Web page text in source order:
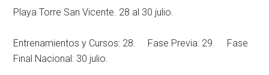
Playa Torre San Vicente. 28 al 30 julio.
Entrenamientos y Cursos: 28. Fase Previa: 29. Fase
Final Nacional: 30 julio.